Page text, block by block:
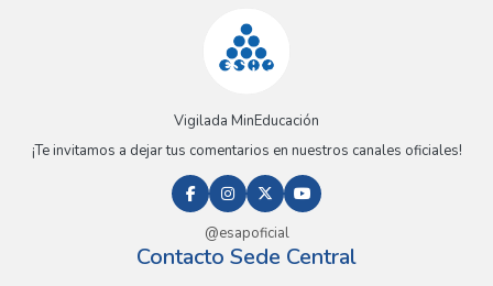
Vigilada MinEducación
¡Te invitamos a dejar tus comentarios en nuestros canales oficiales!
@esapoficial
Contacto Sede Central